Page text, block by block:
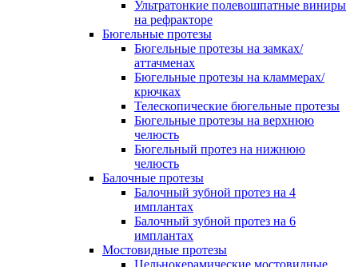
Ультратонкие полевошпатные виниры
на рефракторе
Бюгельные протезы
Бюгельные протезы на замках/
аттачменах
Бюгельные протезы на кламмерах/
крючках
Телескопические бюгельные протезы
Бюгельные протезы на верхнюю
челюсть
Бюгельный протез на нижнюю
челюсть
Балочные протезы
Балочный зубной протез на 4
имплантах
Балочный зубной протез на 6
имплантах
Мостовидные протезы